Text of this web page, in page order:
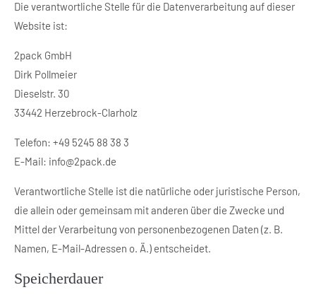
Die verantwortliche Stelle für die Datenverarbeitung auf dieser
Website ist:
2pack GmbH
Dirk Pollmeier
Dieselstr. 30
33442 Herzebrock-Clarholz
Telefon: +49 5245 88 38 3
E-Mail: info@2pack.de
Verantwortliche Stelle ist die natürliche oder juristische Person,
die allein oder gemeinsam mit anderen über die Zwecke und
Mittel der Verarbeitung von personenbezogenen Daten (z. B.
Namen, E-Mail-Adressen o. Ä.) entscheidet.
Speicherdauer